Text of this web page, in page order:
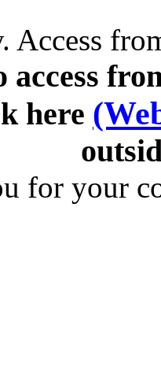
Access
access
here
for your